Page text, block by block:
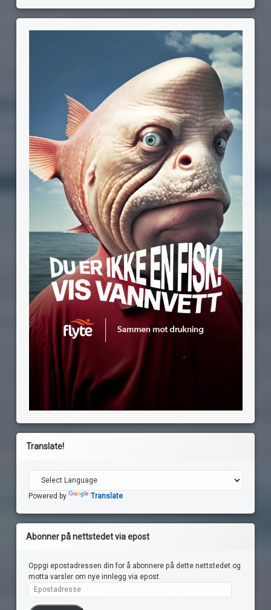
Translate!
Powered by Translate
Abonner på nettstedet via epost
Oppgi epostadressen din for å abonnere på dette nettstedet og
motta varsler om nye innlegg via epost.
Epostadresse